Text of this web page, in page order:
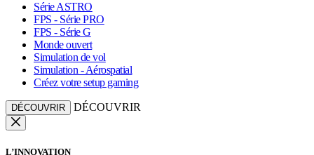
Série ASTRO
FPS - Série PRO
FPS - Série G
Monde ouvert
Simulation de vol
Simulation - Aérospatial
Créez votre setup gaming
DÉCOUVRIR DÉCOUVRIR
L’INNOVATION